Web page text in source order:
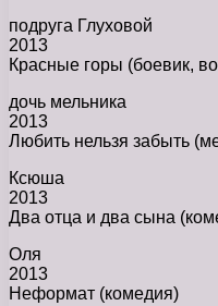
подруга Глуховой
2013
Красные горы (боевик,
дочь мельника
2013
Любить нельзя забыть
Ксюша
2013
Два отца и два сына
Оля
2013
Неформат (комедия)